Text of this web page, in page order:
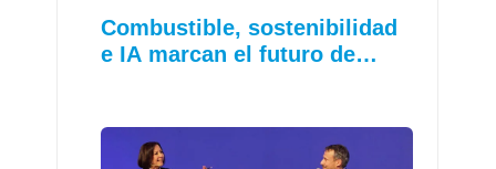
Combustible, sostenibilidad
e IA marcan el futuro de…